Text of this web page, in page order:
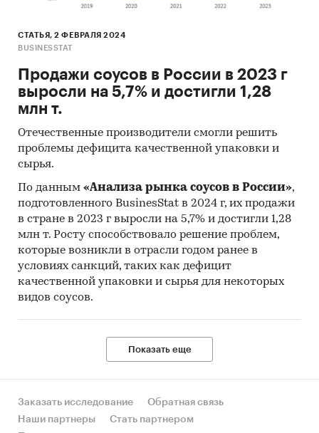
СТАТЬЯ, 2 ФЕВРАЛЯ 2024
BUSINESSTAT
Продажи соусов в России в 2023 г
выросли на 5,7% и достигли 1,28
млн т.
Отечественные производители смогли решить
проблемы дефицита качественной упаковки и
сырья.
По данным «Анализа рынка соусов в России»,
подготовленного BusinesStat в 2024 г, их продажи
в стране в 2023 г выросли на 5,7% и достигли 1,28
млн т. Росту способствовало решение проблем,
которые возникли в отрасли годом ранее в
условиях санкций, таких как дефицит
качественной упаковки и сырья для некоторых
видов соусов.
Показать еще
Заказать исследование
Обратная связь
Наши партнеры
Стать партнером